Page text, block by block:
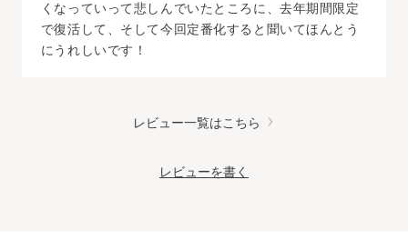
くなっていって悲しんでいたところに、去年期間限定
で復活して、そして今回定番化すると聞いてほんとう
にうれしいです！
レビュー一覧はこちら
レビューを書く